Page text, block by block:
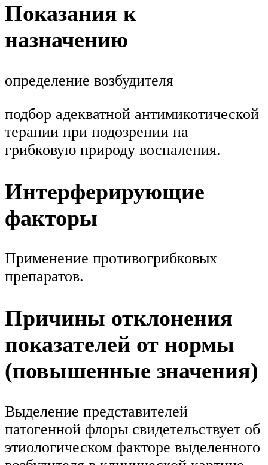
Показания к
назначению
определение возбудителя
подбор адекватной антимикотической
терапии при подозрении на
грибковую природу воспаления.
Интерферирующие
факторы
Применение противогрибковых
препаратов.
Причины отклонения
показателей от нормы
(повышенные значения)
Выделение представителей
патогенной флоры свидетельствует об
этиологическом факторе выделенного